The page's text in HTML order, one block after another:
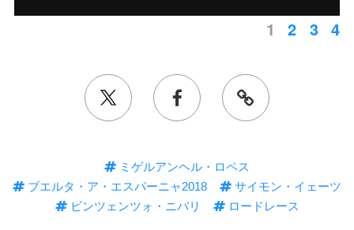
1 2 3 4
ミゲルアンヘル・ロペス
ブエルタ・ア・エスパーニャ2018
サイモン・イェーツ
ビンツェンツォ・ニバリ
ロードレース